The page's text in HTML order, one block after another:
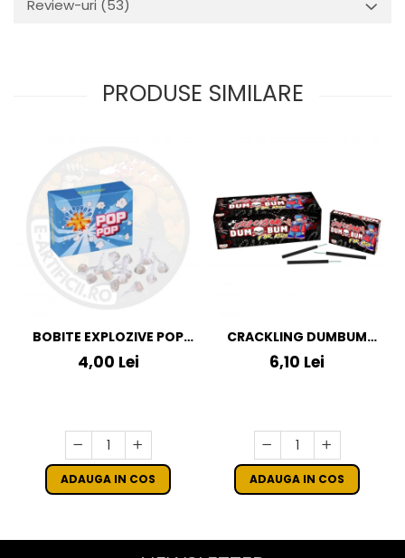
Review-uri (53)
PRODUSE SIMILARE
BOBITE EXPLOZIVE POP
POP
4,00 Lei
ADAUGA IN COS
CRACKLING DUMBUM
KLASEK FOR KIDS
6,10 Lei
ADAUGA IN COS